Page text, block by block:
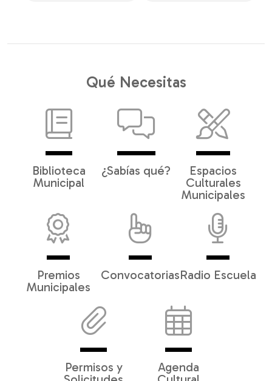
Qué Necesitas
Biblioteca
Municipal
¿Sabías qué?
Espacios
Culturales
Municipales
Premios
Municipales
ConvocatoriasRadio Escuela
Permisos y
Agenda